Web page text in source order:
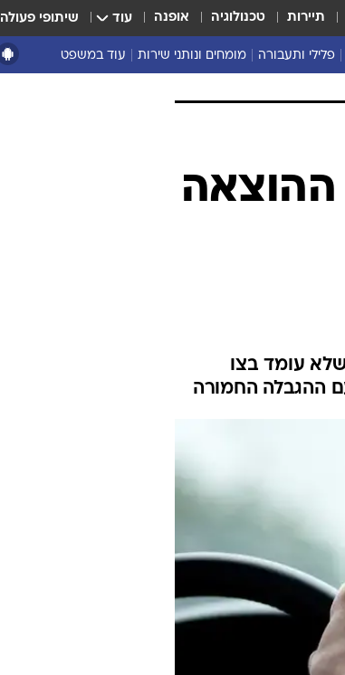
תיירות טכנולוגיה אופנה עוד שיתופי פעולה
פלילי ותעבורה מומחים ונותני שירות עוד במשפט
ההוצאה
עומד בצו
ההגבלה החמורה